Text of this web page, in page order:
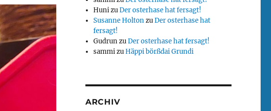
HunizuDer osterhase hat fersagt!
Susanne HoltonzuDer osterhase hat
fersagt!
GudrunzuDer osterhase hat fersagt!
sammizuHäppi börßdai Grundi
ARCHIV